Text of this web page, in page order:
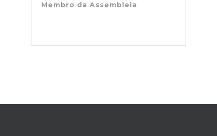
Membro da Assembleia